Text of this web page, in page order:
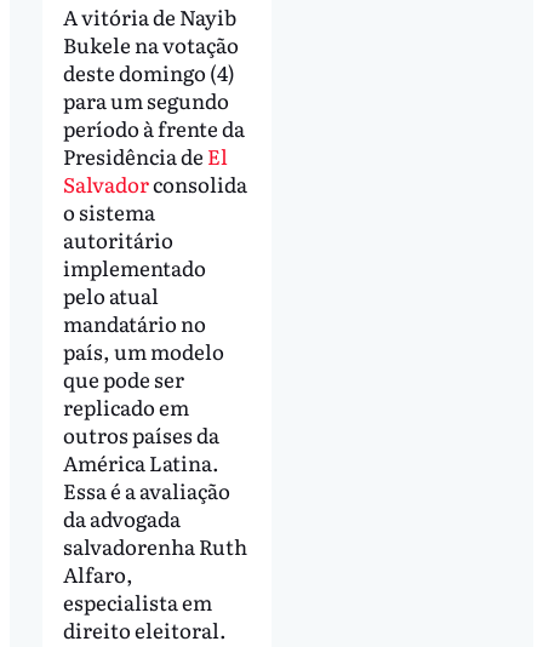
A vitória de Nayib
Bukele na votação
deste domingo (4)
para um segundo
período à frente da
Presidência de El
Salvadorconsolida
o sistema
autoritário
implementado
pelo atual
mandatário no
país, um modelo
que pode ser
replicado em
outros países da
América Latina.
Essa é a avaliação
da advogada
salvadorenha Ruth
Alfaro,
especialista em
direito eleitoral.